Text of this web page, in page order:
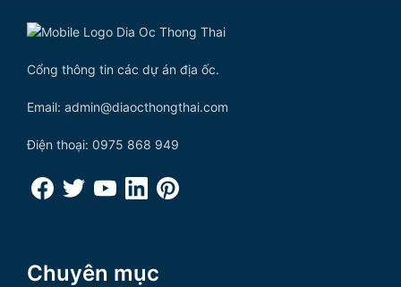
Cổng thông tin các dự án địa ốc.
Email: admin@diaocthongthai.com
Điện thoại: 0975 868 949
Chuyên mục